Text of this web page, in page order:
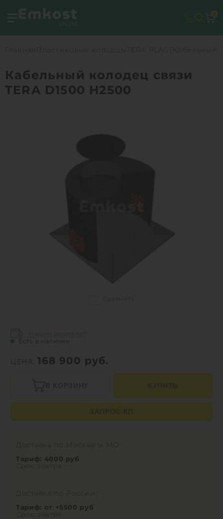
Кабельный колодец связи
TERA D1500 H2500
Нашли дешевле?
Есть в наличии
ЦЕНА: 168 900 руб.
Доставка по Москве и МО:
Тариф: 4000 руб
Срок: завтра
Доставка по России:
Тариф: от +5500 руб
Срок: завтра